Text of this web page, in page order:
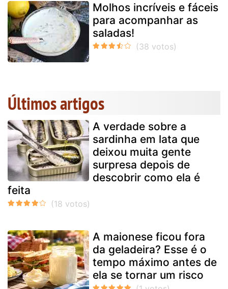
Molhos incríveis e fáceis
para acompanhar as
saladas!
Últimos artigos
A verdade sobre a
sardinha em lata que
deixou muita gente
surpresa depois de
descobrir como ela é
feita
A maionese ficou fora
da geladeira? Esse é o
tempo máximo antes de
ela se tornar um risco